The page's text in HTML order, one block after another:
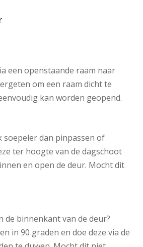
een openstaande raam naar
om een raam dicht te
kan worden geopend.
soepeler dan pinpassen of
ter hoogte van de dagschoot
en open de deur. Mocht dit
de binnenkant van de deur?
in 90 graden en doe deze via de